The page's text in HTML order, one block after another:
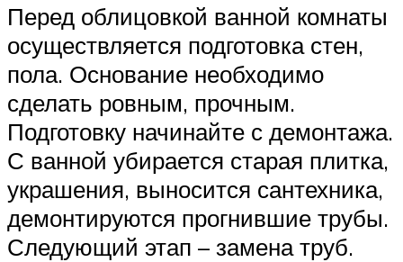
Перед облицовкой ванной комнаты
осуществляется подготовка стен,
пола. Основание необходимо
сделать ровным, прочным.
Подготовку начинайте с демонтажа.
С ванной убирается старая плитка,
украшения, выносится сантехника,
демонтируются прогнившие трубы.
Следующий этап – замена труб.